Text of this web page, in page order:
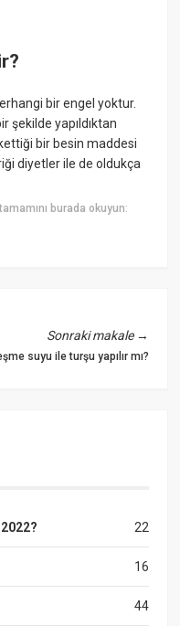
bir engel yoktur.
şekilde yapıldıktan
bir besin maddesi
diyetler ile de oldukça
burada okuyun:
Sonraki makale→
suyu ile turşu yapılır mı?
22
16
44